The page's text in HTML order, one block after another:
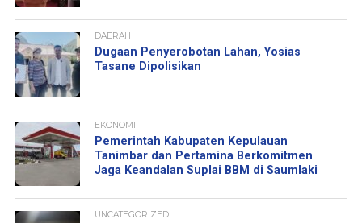
DAERAH
Dugaan Penyerobotan Lahan, Yosias
Tasane Dipolisikan
EKONOMI
Pemerintah Kabupaten Kepulauan
Tanimbar dan Pertamina Berkomitmen
Jaga Keandalan Suplai BBM di Saumlaki
UNCATEGORIZED